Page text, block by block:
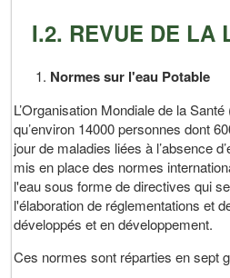
I.2. REVUE DE LA
Normes sur l'eau Potable
L’Organisation Mondiale de la
qu’environ 14000 personnes dont
jour de maladies liées à l’absence
mis en place des normes
l'eau sous forme de directives qui
l'élaboration de réglementations et
développés et en développement.
Ces normes sont réparties en sept